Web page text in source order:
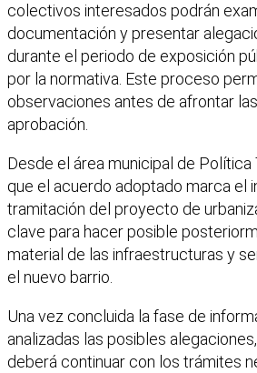
colectivos interesados podrán
documentación y presentar
durante el periodo de exposición
por la normativa. Este proceso
observaciones antes de afrontar
aprobación.
Desde el área municipal de
que el acuerdo adoptado marca el
tramitación del proyecto de
clave para hacer posible
material de las infraestructuras y
el nuevo barrio.
Una vez concluida la fase de
analizadas las posibles
deberá continuar con los trámites